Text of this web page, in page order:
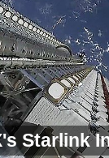
Starlink